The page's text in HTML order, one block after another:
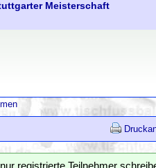
Meisterschaft